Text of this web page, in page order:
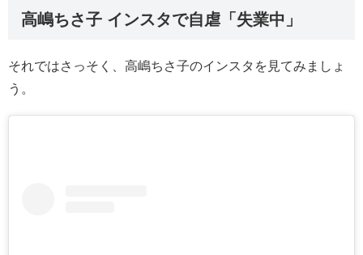
高嶋ちさ子 インスタで自虐「失業中」
それではさっそく、高嶋ちさ子のインスタを見てみましょ
う。